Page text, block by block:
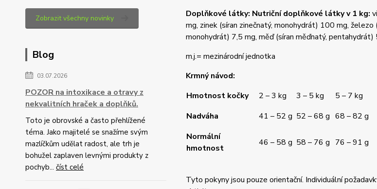
Zobrazit všechny novinky
Blog
03.07.2026
POZOR na intoxikace a otravy z
nekvalitních hraček a doplňků.
Toto je obrovské a často přehlížené
téma. Jako majitelé se snažíme svým
mazlíčkům udělat radost, ale trh je
bohužel zaplaven levnými produkty z
pochyb... číst celé
Doplňkové látky: Nutriční doplňkové látky v 1 kg:
mg, zinek (síran zinečnatý, monohydrát) 100 mg,
monohydrát) 7,5 mg, měď (síran měďnatý,
m.j.= mezinárodní jednotka
Krmný návod:
Hmotnost kočky
2 – 3 kg 3 – 5 kg
5 – 7 kg
Nadváha
41 – 52 g 52 – 68 g 68 – 82 g
Normální
hmotnost
46 – 58 g 58 – 76 g 76 – 91 g
Tyto pokyny jsou pouze orientační. Individuální